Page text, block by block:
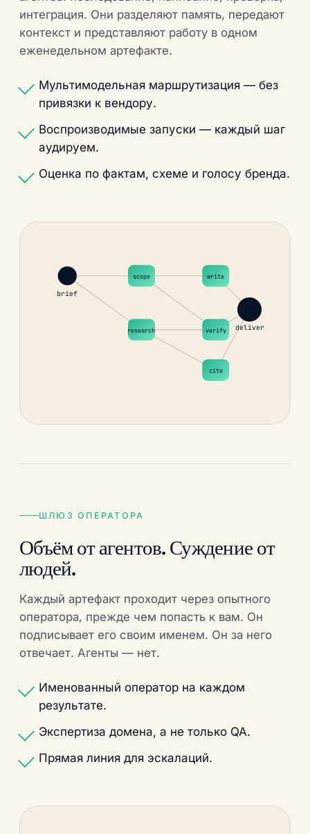
интеграция. Они разделяют память, передают
контекст и представляют работу в одном
еженедельном артефакте.
Мультимодельная маршрутизация — без
привязки к вендору.
Воспроизводимые запуски — каждый шаг
аудируем.
Оценка по фактам, схеме и голосу бренда.
brief
scope
research
write
verify
cite
deliver
ШЛЮЗ ОПЕРАТОРА
Объём от агентов. Суждение от
людей.
Каждый артефакт проходит через опытного
оператора, прежде чем попасть к вам. Он
подписывает его своим именем. Он за него
отвечает. Агенты — нет.
Именованный оператор на каждом
результате.
Экспертиза домена, а не только QA.
Прямая линия для эскалаций.